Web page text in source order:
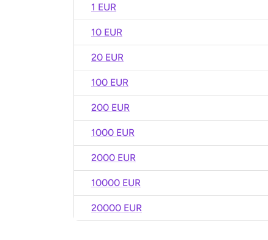
1 EUR
10 EUR
20 EUR
100 EUR
200 EUR
1000 EUR
2000 EUR
10000 EUR
20000 EUR